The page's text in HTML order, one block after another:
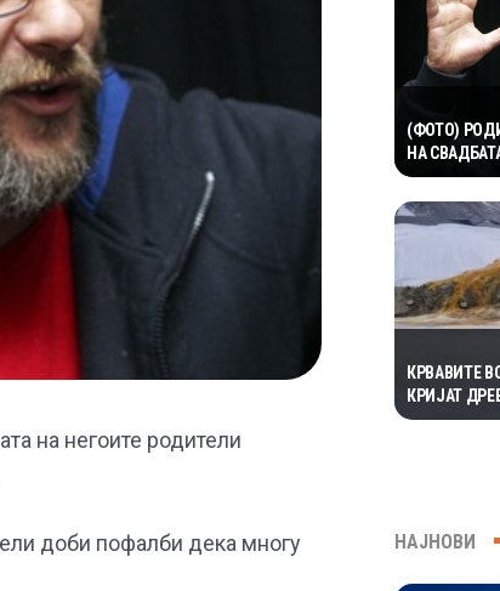
на негоите родители
доби пофалби дека многу
(ФОТО)
НА
КРВАВИТЕ
КРИЈАТ
ЕКОСИСТЕМ
НАЈНОВИ